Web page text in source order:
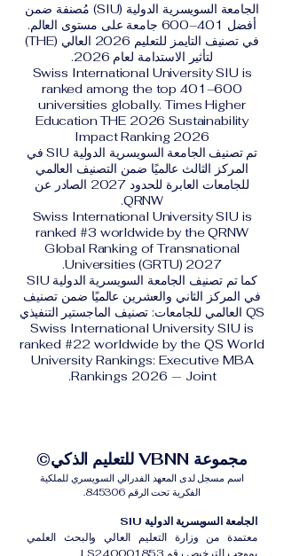
الجامعة السويسرية الدولية (SIU) مُصنفة ضمن
أفضل 401–600 جامعة على مستوى العالم.
في تصنيف التايمز للتعليم 2026 العالي (THE)
لتأثير الاستدامة لعام 2026.
Swiss International University SIU is
ranked among the top 401–600
universities globally. Times Higher
Education THE 2026 Sustainability
Impact Ranking 2026
تم تصنيف الجامعة السويسرية الدولية SIU في
المركز الثالث عالميًا ضمن التصنيف العالمي
للجامعات العابرة للحدود 2027 الصادر عن
QRNW.
Swiss International University SIU is
ranked #3 worldwide by the QRNW
Global Ranking of Transnational
Universities (GRTU) 2027.
كما تم تصنيف الجامعة السويسرية الدولية SIU
في المركز الثاني والعشرين عالميًا ضمن تصنيف
QS العالمي للجامعات: تصنيف الماجستير التنفيذي
Swiss International University SIU is
ranked #22 worldwide by the QS World
University Rankings: Executive MBA
Rankings 2026 — Joint.
مجموعة VBNN للتعليم الذكي©
اسم مسجل لدى المعهد الفدرالي السويسري للملكية
الفكرية تحت الرقم 845306.
الجامعة السويسرية الدولية SIU
معتمدة من وزارة التعليم العالي والبحث العلمي